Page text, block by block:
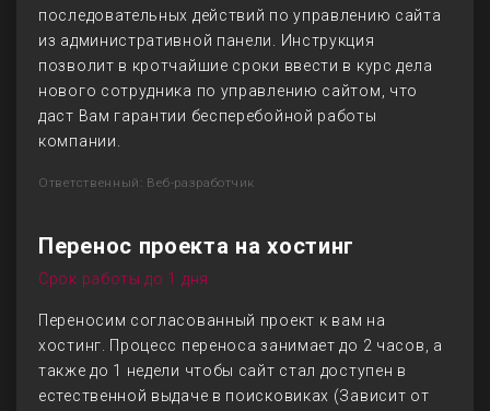
последовательных действий по управлению сайта
из административной панели. Инструкция
позволит в кротчайшие сроки ввести в курс дела
нового сотрудника по управлению сайтом, что
даст Вам гарантии бесперебойной работы
компании.
Ответственный: Веб-разработчик
Перенос проекта на хостинг
Срок работы до 1 дня
Переносим согласованный проект к вам на
хостинг. Процесс переноса занимает до 2 часов, а
также до 1 недели чтобы сайт стал доступен в
естественной выдаче в поисковиках (Зависит от